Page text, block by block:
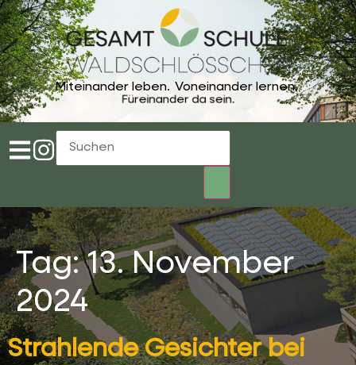
Miteinander leben. Voneinander lernen.
Füreinander da sein.
Tag:13. November
2024
Strahlende Gesichter bei